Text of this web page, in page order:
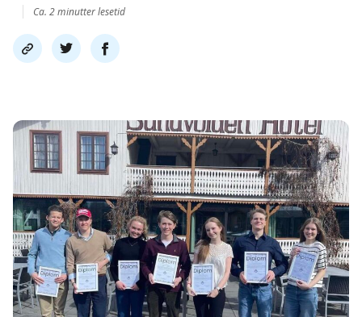
Ca. 2 minutter lesetid
Del
link
Del
på
Del
på